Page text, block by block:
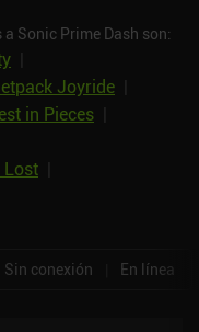
Sonic Prime Dash son:
Joyride
in Pieces
Lost
Sin conexión En línea